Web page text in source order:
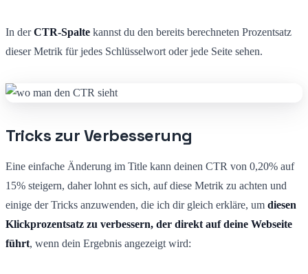
In derCTR-Spalte kannst du den bereits berechneten Prozentsatz
dieser Metrik für jedes Schlüsselwort oder jede Seite sehen.
Tricks zur Verbesserung
Eine einfache Änderung im Title kann deinen CTR von 0,20% auf
15% steigern, daher lohnt es sich, auf diese Metrik zu achten und
einige der Tricks anzuwenden, die ich dir gleich erkläre, um diesen
Klickprozentsatz zu verbessern, der direkt auf deine Webseite
führt, wenn dein Ergebnis angezeigt wird: